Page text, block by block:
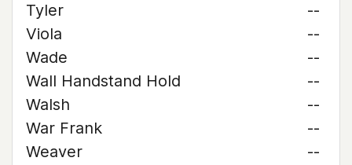
Tyler
--
Viola
--
Wade
--
Wall Handstand Hold
--
Walsh
--
War Frank
--
Weaver
--